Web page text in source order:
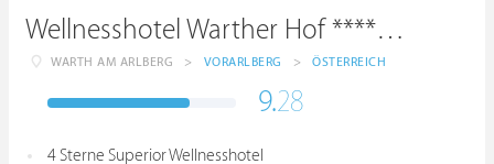
Wellnesshotel Warther Hof ****superior
WARTH AM ARLBERG > VORARLBERG > ÖSTERREICH
9.28
4 Sterne Superior Wellnesshotel